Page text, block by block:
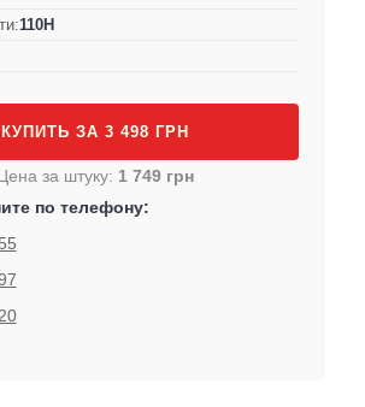
110H
КУПИТЬ ЗА 3 498 ГРН
за штуку: 1 749 грн
по телефону: